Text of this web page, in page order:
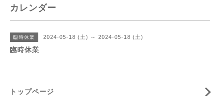
カレンダー
臨時休業 2024-05-18 (土) ～ 2024-05-18 (土)
臨時休業
トップページ